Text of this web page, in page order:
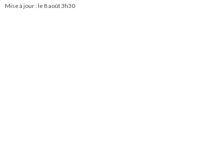
Mise à jour : le 8 août 3h30